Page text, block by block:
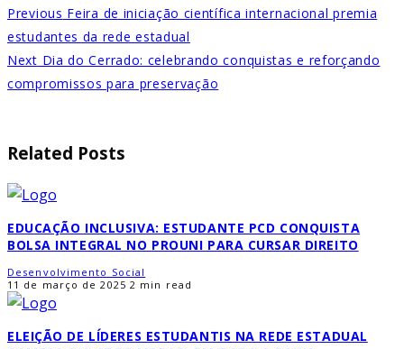
Previous Feira de iniciação científica internacional premia
estudantes da rede estadual
Next Dia do Cerrado: celebrando conquistas e reforçando
compromissos para preservação
Related Posts
EDUCAÇÃO INCLUSIVA: ESTUDANTE PCD CONQUISTA
BOLSA INTEGRAL NO PROUNI PARA CURSAR DIREITO
Desenvolvimento Social
11 de março de 2025 2 min read
ELEIÇÃO DE LÍDERES ESTUDANTIS NA REDE ESTADUAL